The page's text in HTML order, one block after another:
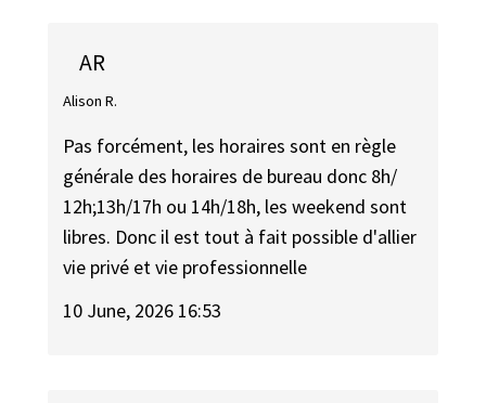
AR
Alison R.
Pas forcément, les horaires sont en règle
générale des horaires de bureau donc 8h/
12h;13h/17h ou 14h/18h, les weekend sont
libres. Donc il est tout à fait possible d'allier
vie privé et vie professionnelle
10 June, 2026 16:53